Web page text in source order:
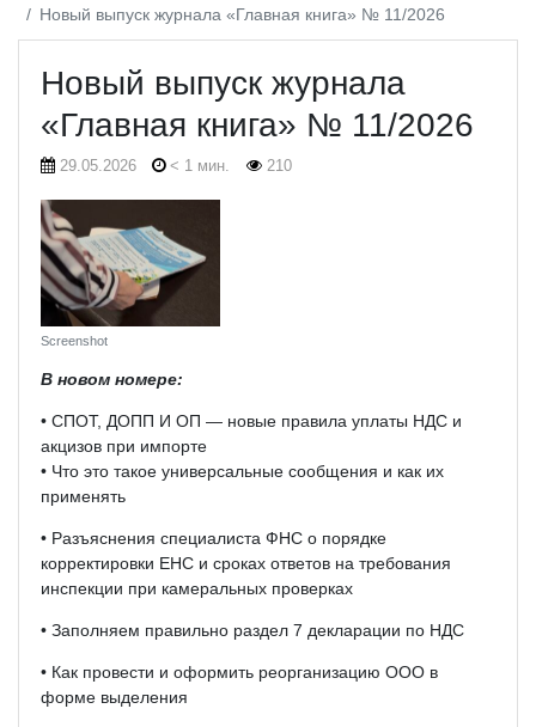
Новый выпуск журнала «Главная книга» № 11/2026
Новый выпуск журнала
«Главная книга» № 11/2026
29.05.2026 < 1 мин. 210
Screenshot
В новом номере:
• СПОТ, ДОПП И ОП — новые правила уплаты НДС и
акцизов при импорте
• Что это такое универсальные сообщения и как их
применять
• Разъяснения специалиста ФНС о порядке
корректировки ЕНС и сроках ответов на требования
инспекции при камеральных проверках
• Заполняем правильно раздел 7 декларации по НДС
• Как провести и оформить реорганизацию ООО в
форме выделения